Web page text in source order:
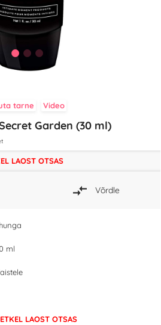
tarne Video
Garden (30 ml)
ml
LAOST OTSAS
LAOST OTSAS
Võrdle